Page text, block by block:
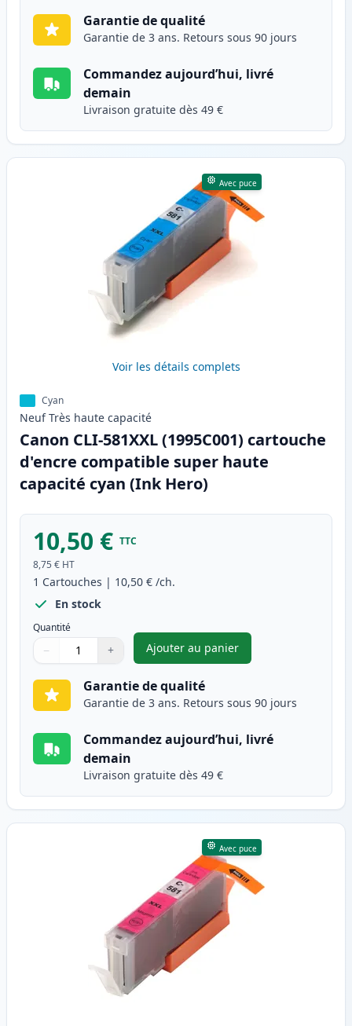
Garantie de qualité
Garantie de 3 ans. Retours sous 90 jours
Commandez aujourd’hui, livré
demain
Livraison gratuite dès 49 €
Avec puce
Voir les détails complets
Cyan
Neuf Très haute capacité
Canon CLI-581XXL (1995C001) cartouche
d'encre compatible super haute
capacité cyan (Ink Hero)
10,50 € TTC
8,75 € HT
1 Cartouches | 10,50 € /ch.
En stock
Quantité
Quantité
Utilisez les boutons pour ajuster
− +
Quantité
Ajouter au panier
,Canon CLI-581XXL
Garantie de qualité
Garantie de 3 ans. Retours sous 90 jours
Commandez aujourd’hui, livré
demain
Livraison gratuite dès 49 €
Avec puce